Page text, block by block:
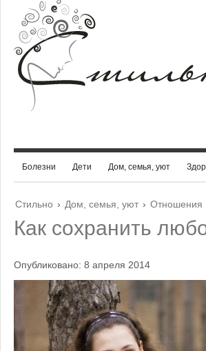
Болезни Дети Дом, семья, уют
Стильно › Дом, семья, уют › Отношения
Как сохранить
Опубликовано: 8 апреля 2014